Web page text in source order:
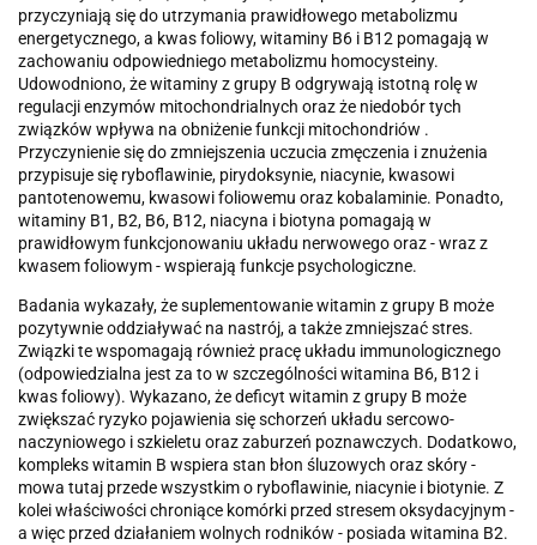
przyczyniają się do utrzymania prawidłowego metabolizmu
energetycznego, a kwas foliowy, witaminy B6 i B12 pomagają w
zachowaniu odpowiedniego metabolizmu homocysteiny.
Udowodniono, że witaminy z grupy B odgrywają istotną rolę w
regulacji enzymów mitochondrialnych oraz że niedobór tych
związków wpływa na obniżenie funkcji mitochondriów .
Przyczynienie się do zmniejszenia uczucia zmęczenia i znużenia
przypisuje się ryboflawinie, pirydoksynie, niacynie, kwasowi
pantotenowemu, kwasowi foliowemu oraz kobalaminie. Ponadto,
witaminy B1, B2, B6, B12, niacyna i biotyna pomagają w
prawidłowym funkcjonowaniu układu nerwowego oraz - wraz z
kwasem foliowym - wspierają funkcje psychologiczne.
Badania wykazały, że suplementowanie witamin z grupy B może
pozytywnie oddziaływać na nastrój, a także zmniejszać stres.
Związki te wspomagają również pracę układu immunologicznego
(odpowiedzialna jest za to w szczególności witamina B6, B12 i
kwas foliowy). Wykazano, że deficyt witamin z grupy B może
zwiększać ryzyko pojawienia się schorzeń układu sercowo-
naczyniowego i szkieletu oraz zaburzeń poznawczych. Dodatkowo,
kompleks witamin B wspiera stan błon śluzowych oraz skóry -
mowa tutaj przede wszystkim o ryboflawinie, niacynie i biotynie. Z
kolei właściwości chroniące komórki przed stresem oksydacyjnym -
a więc przed działaniem wolnych rodników - posiada witamina B2.